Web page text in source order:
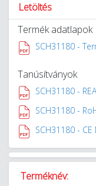
Letöltés
Termék adatlapok
SCH31180 -
Tanúsítványok
SCH31180 -
SCH31180 -
SCH31180 -
Terméknév: